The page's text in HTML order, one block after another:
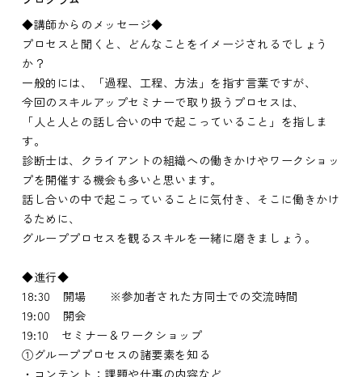
◆講師からのメッセージ◆
プロセスと聞くと、どんなことをイメージされるでしょう
か？
一般的には、「過程、工程、方法」を指す言葉ですが、
今回のスキルアップセミナーで取り扱うプロセスは、
「人と人との話し合いの中で起こっていること」を指しま
す。
診断士は、クライアントの組織への働きかけやワークショッ
プを開催する機会も多いと思います。
話し合いの中で起こっていることに気付き、そこに働きかけ
るために、
グループプロセスを観るスキルを一緒に磨きましょう。
◆進行◆
18:30 開場 ※参加者された方同士での交流時間
19:00 開会
19:10 セミナー＆ワークショップ
①グループプロセスの諸要素を知る